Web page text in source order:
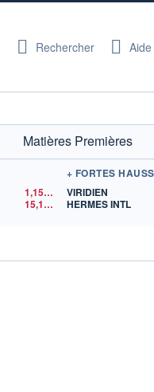
Rechercher Aide
Matières Premières
1,1525
$US
15,15$US
+ FORTES
VIRIDIEN
HERMES INTL